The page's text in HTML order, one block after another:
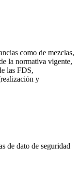
como de mezclas,
la normativa vigente,
las FDS,
y
de dato de seguridad